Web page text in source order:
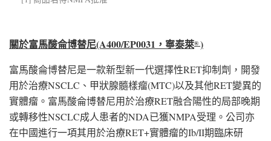
關於富馬酸侖博替尼(A400/EP0031 ，寧泰萊®)
富馬酸侖博替尼是一款新型新一代選擇性RET抑制劑，開發
用於治療NSCLC、甲狀腺髓樣瘤(MTC)以及其他RET變異的
實體瘤。富馬酸侖博替尼用於治療RET融合陽性的局部晚期
或轉移性NSCLC成人患者的NDA已獲NMPA受理。公司亦
在中國進行一項其用於治療RET+實體瘤的Ib/II期臨床研